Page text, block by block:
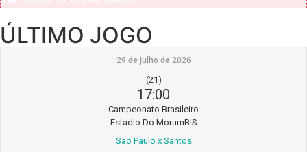
ÚLTIMO JOGO
29 de julho de 2026
(21)
17:00
Campeonato Brasileiro
Estadio Do MorumBIS
Sao Paulo x Santos